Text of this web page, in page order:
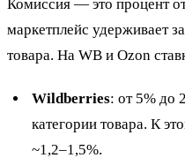
Комиссия — это процент
маркетплейс удерживает
товара. На WB и Ozon
Wildberries: от 5% до
категории товара. К
~1,2–1,5%.